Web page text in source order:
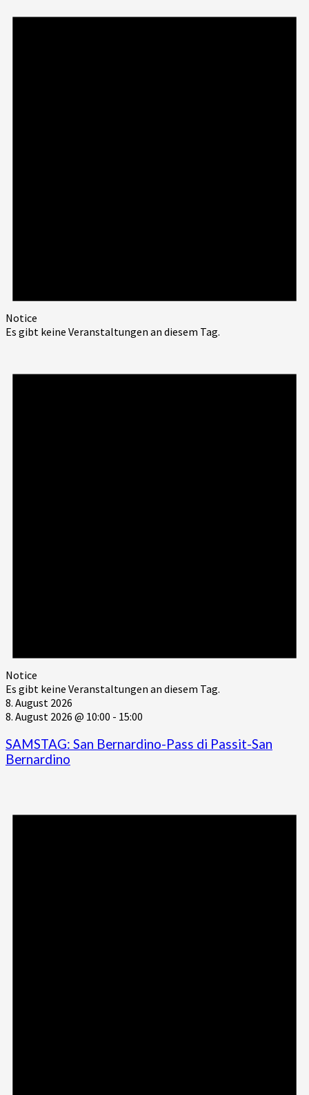
Notice
Es gibt keine Veranstaltungen an diesem Tag.
Notice
Es gibt keine Veranstaltungen an diesem Tag.
8. August 2026
8. August 2026 @ 10:00 - 15:00
SAMSTAG: San Bernardino-Pass di Passit-San
Bernardino